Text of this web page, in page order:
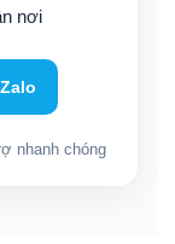
nơi
nhanh chóng